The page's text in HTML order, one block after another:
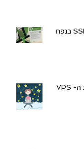
סיגייט משיקה כונן SSD בנפח
כיצד לבחור את שרת ה- VPS